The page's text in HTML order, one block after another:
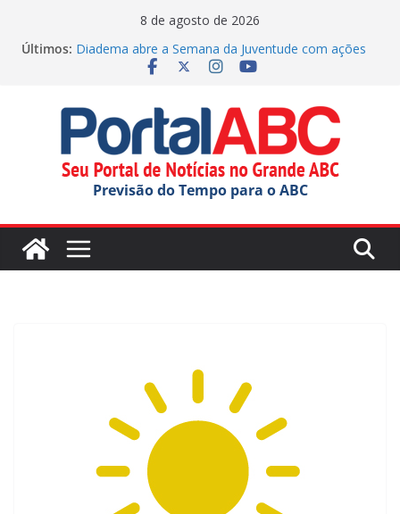
8 de agosto de 2026
Últimos: Diadema abre a Semana da Juventude com ações
10 negócios para investir no Grande ABC em 2026
Técnico de Segurança do Trabalho da BRK em
Mauá conquista título mundial
Escola do Trabalhador chega em Santo André
Previsão do Tempo para o ABC